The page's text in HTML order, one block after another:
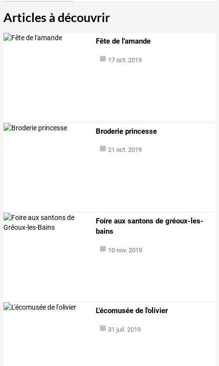
Articles à découvrir
Fête de l'amande
17 oct. 2019
Broderie princesse
21 oct. 2019
Foire aux santons de gréoux-les-
bains
10 nov. 2019
L'écomusée de l'olivier
31 juil. 2019